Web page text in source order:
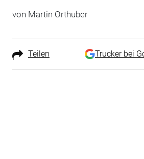
von Martin Orthuber
Teilen Trucker bei